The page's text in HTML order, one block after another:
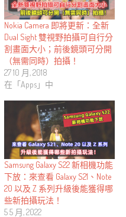
Nokia Camera 即將更新：全新
Dual Sight 雙視野拍攝可自行分
割畫面大小；前後鏡頭可分開
（無需同時）拍攝！
27 10 月, 2018
在「Apps」中
Samsung Galaxy S22 新相機功能
下放：來查看 Galaxy S21、Note
20 以及 Z 系列升級後能獲得哪
些新拍攝玩法！
5 5 月, 2022